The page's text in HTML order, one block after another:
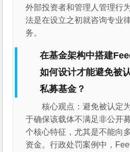
外部投资者和管理人管理行
法是在设立之初就咨询专业
务。
在基金架构中搭建
如何设计才能避免被
私募基金？
核心观点：避免被认定
于确保该载体不满足非公开
个核心特征，尤其是不能向
资金。行政处罚案例中，